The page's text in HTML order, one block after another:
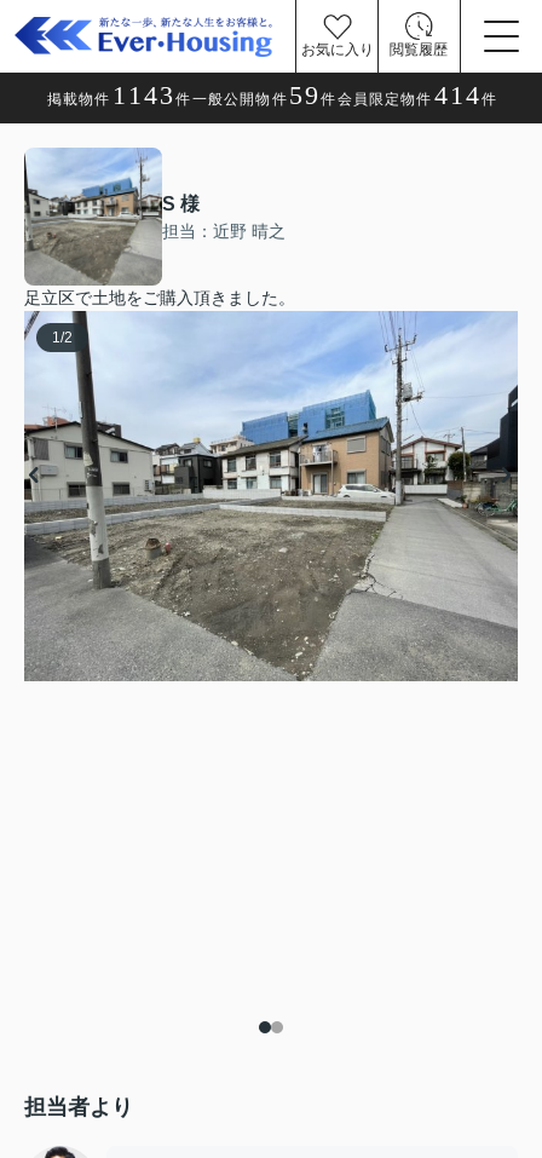
お気に入り 閲覧履歴
掲載物件 1143件一般公開物件 59件会員限定物件 414件
S 様
担当：近野 晴之
足立区で土地をご購入頂きました。
1/2
担当者より